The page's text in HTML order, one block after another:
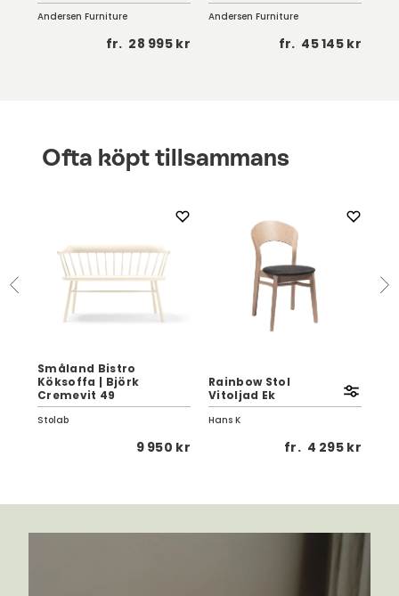
Andersen Furniture
fr. 28 995 kr
Andersen Furniture
fr. 45 145 kr
Ofta köpt tillsammans
Småland Bistro
Köksoffa | Björk
Cremevit 49
Stolab
9 950 kr
Rainbow Stol
Vitoljad Ek
Hans K
fr. 4 295 kr